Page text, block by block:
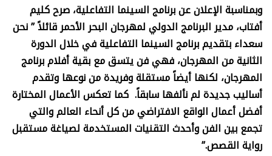
وبمناسبة الإعلان عن برنامج السينما التفاعلية، صرح كليم
أفتاب، مدير البرنامج الدولي لمهرجان البحر الأحمر قائلاً ” نحن
سعداء بتقديم برنامج السينما التفاعلية في خلال الدورة
الثانية من المهرجان، فهي فن يتسق مع بقية أفلام برنامج
المهرجان، لكنها أيضاً مستقلة وفريدة من نوعها وتقدم
أساليب جديدة لم نألفها سابقاً. كما تعكس الأعمال المختارة
أفضل أعمال الواقع الافتراضي من كل أنحاء العالم والتي
تجمع بين الفن وأحدث التقنيات المستخدمة لصياغة مستقبل
رواية القصص.”